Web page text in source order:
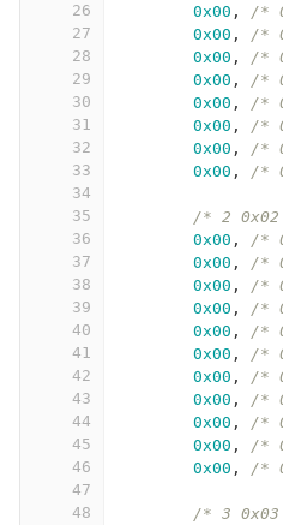
26
27
28
29
30
31
32
33
34
35
36
37
38
39
40
41
42
43
44
45
46
47
48
0x00 ,
/*
0x00 ,
/*
0x00 ,
/*
0x00 ,
/*
0x00 ,
/*
0x00 ,
/*
0x00 ,
/*
0x00 , /*
/* 2
0x00 ,
/*
0x00 ,
/*
0x00 ,
/*
0x00 ,
/*
0x00 ,
/*
0x00 ,
/*
0x00 ,
/*
0x00 ,
/*
0x00 ,
/*
0x00 ,
/*
0x00 , /*
/* 3